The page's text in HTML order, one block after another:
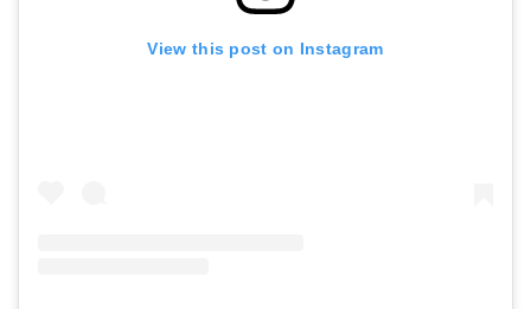
View this post on Instagram